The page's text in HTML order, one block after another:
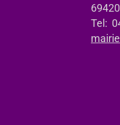
Tel: